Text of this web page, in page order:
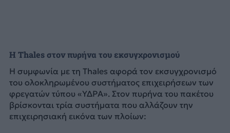
Η Thales στον πυρήνα του εκσυγχρονισμού
Η συμφωνία με τη Thales αφορά τον εκσυγχρονισμό
του ολοκληρωμένου συστήματος επιχειρήσεων των
φρεγατών τύπου «ΥΔΡΑ». Στον πυρήνα του πακέτου
βρίσκονται τρία συστήματα που αλλάζουν την
επιχειρησιακή εικόνα των πλοίων: